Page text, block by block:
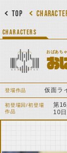
TOP
CHARACTERS
おばあち
お
登場作品 仮面ラ
初登場回/初登場
作品
第
10